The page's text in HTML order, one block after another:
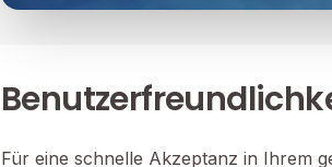
Für eine schnelle Akzeptanz in Ihrem